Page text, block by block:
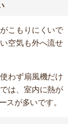
こもりにくいで
空気も外へ流せ
わず扇風機だけ
は、室内に熱が
スが多いです。